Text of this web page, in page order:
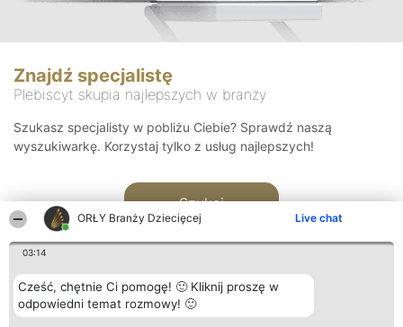
ORŁY Branży Dziecięcej Live chat
03:14
Cześć, chętnie Ci pomogę! 🙂 Kliknij proszę w
odpowiedni temat rozmowy! 🙂
Znajdź specjalistę
Plebiscyt skupia najlepszych w branży
Szukasz specjalisty w pobliżu Ciebie? Sprawdź naszą
wyszukiwarkę. Korzystaj tylko z usług najlepszych!
Szukaj